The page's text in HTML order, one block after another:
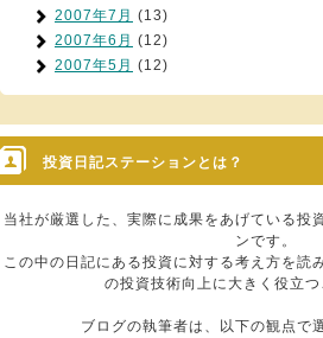
2007年7月 (13)
2007年6月 (12)
2007年5月 (12)
投資日記ステーションとは？
当社が厳選した、実際に成果をあげている投
ンです。
この中の日記にある投資に対する考え方を読
の投資技術向上に大きく役立つ
ブログの執筆者は、以下の観点で